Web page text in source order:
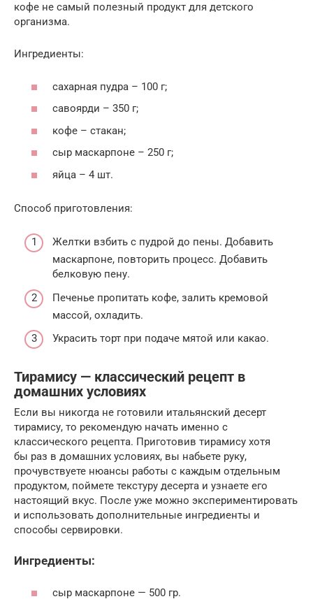
кофе не самый полезный продукт для детского
организма.
Ингредиенты:
сахарная пудра – 100 г;
савоярди – 350 г;
кофе – стакан;
сыр маскарпоне – 250 г;
яйца – 4 шт.
Способ приготовления:
Желтки взбить с пудрой до пены. Добавить
маскарпоне, повторить процесс. Добавить
белковую пену.
Печенье пропитать кофе, залить кремовой
массой, охладить.
Украсить торт при подаче мятой или какао.
Тирамису — классический рецепт в
домашних условиях
Если вы никогда не готовили итальянский десерт
тирамису, то рекомендую начать именно с
классического рецепта. Приготовив тирамису хотя
бы раз в домашних условиях, вы набьете руку,
прочувствуете нюансы работы с каждым отдельным
продуктом, поймете текстуру десерта и узнаете его
настоящий вкус. После уже можно экспериментировать
и использовать дополнительные ингредиенты и
способы сервировки.
Ингредиенты:
сыр маскарпоне — 500 гр.